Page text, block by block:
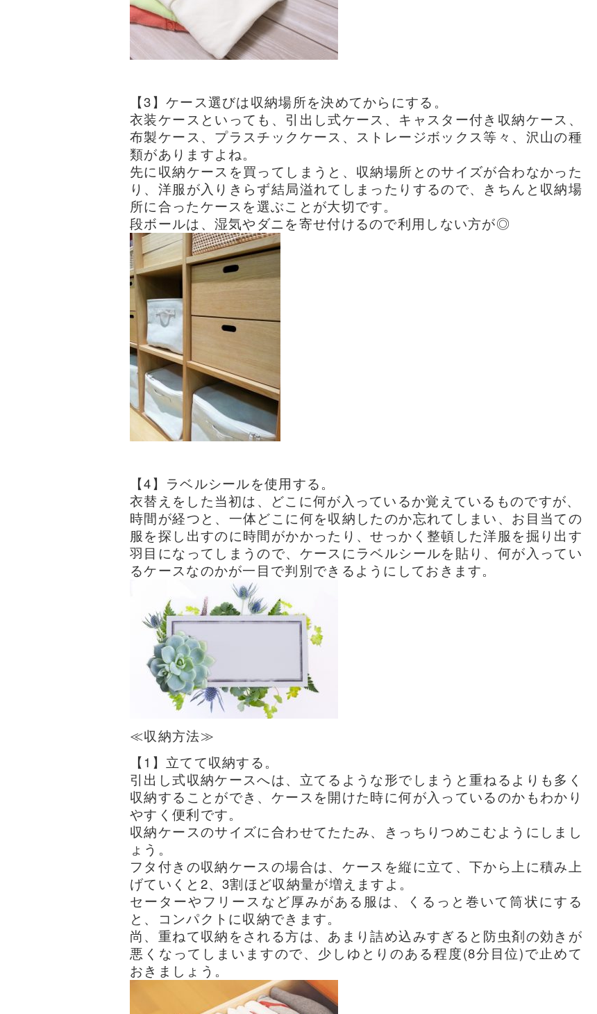
【3】ケース選びは収納場所を決めてからにする。
衣装ケースといっても、引出し式ケース、キャスター付き収納ケース、
布製ケース、プラスチックケース、ストレージボックス等々、沢山の種
類がありますよね。
先に収納ケースを買ってしまうと、収納場所とのサイズが合わなかった
り、洋服が入りきらず結局溢れてしまったりするので、きちんと収納場
所に合ったケースを選ぶことが大切です。
段ボールは、湿気やダニを寄せ付けるので利用しない方が◎
【4】ラベルシールを使用する。
衣替えをした当初は、どこに何が入っているか覚えているものですが、
時間が経つと、一体どこに何を収納したのか忘れてしまい、お目当ての
服を探し出すのに時間がかかったり、せっかく整頓した洋服を掘り出す
羽目になってしまうので、ケースにラベルシールを貼り、何が入ってい
るケースなのかが一目で判別できるようにしておきます。
≪収納方法≫
【1】立てて収納する。
引出し式収納ケースへは、立てるような形でしまうと重ねるよりも多く
収納することができ、ケースを開けた時に何が入っているのかもわかり
やすく便利です。
収納ケースのサイズに合わせてたたみ、きっちりつめこむようにしまし
ょう。
フタ付きの収納ケースの場合は、ケースを縦に立て、下から上に積み上
げていくと2、3割ほど収納量が増えますよ。
セーターやフリースなど厚みがある服は、くるっと巻いて筒状にする
と、コンパクトに収納できます。
尚、重ねて収納をされる方は、あまり詰め込みすぎると防虫剤の効きが
悪くなってしまいますので、少しゆとりのある程度(8分目位)で止めて
おきましょう。